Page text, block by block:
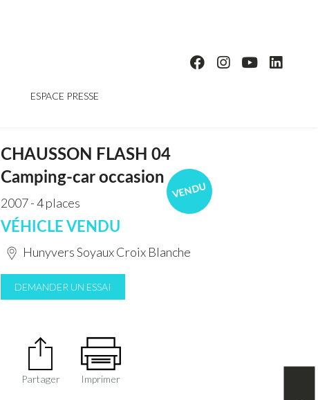
ESPACE PRESSE
VENDU
CHAUSSON FLASH 04
Camping-car occasion
2007 - 4 places
VÉHICLE VENDU
Hunyvers Soyaux Croix Blanche
DEMANDER UN ESSAI
Partager Imprimer